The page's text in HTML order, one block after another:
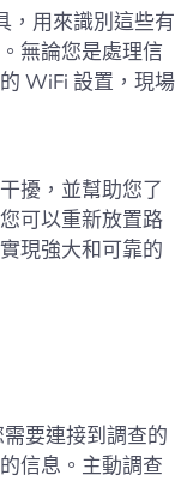
，用來識別這些有
無論您是處理信
WiFi 設置，現場
擾，並幫助您了
可以重新放置路
現強大和可靠的
要連接到調查的
信息。主動調查